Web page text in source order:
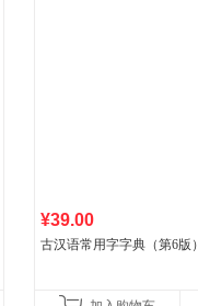
¥39.00
古汉语常用字字典（第6版）